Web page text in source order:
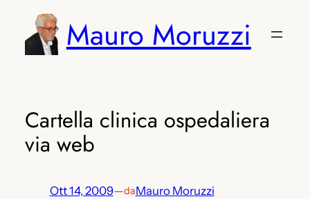
contenuto
Mauro Moruzzi
Cartella clinica ospedaliera
via web
Ott 14, 2009—daMauro Moruzzi